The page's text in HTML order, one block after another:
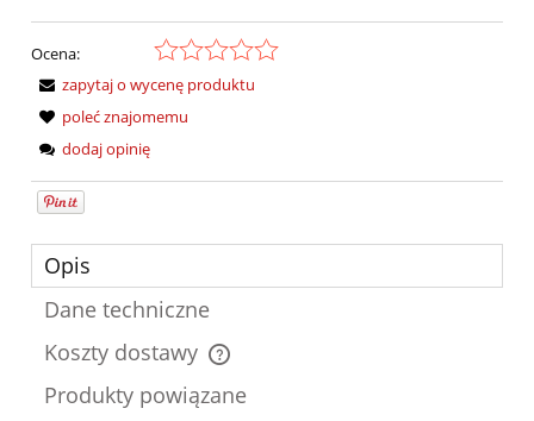
Ocena:
zapytaj o wycenę produktu
poleć znajomemu
dodaj opinię
Opis
Dane techniczne
Koszty dostawy
Cena nie zawiera ewentualnych kosztów płatności
Produkty powiązane